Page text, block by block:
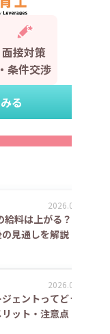
面接対策
・条件交渉
る
2026.08.06
料は上がる？処
見通しを解説
2026.08.06
ェントってどうな
ット・注意点